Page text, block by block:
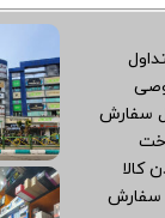
سفارش
کالا
سفارش